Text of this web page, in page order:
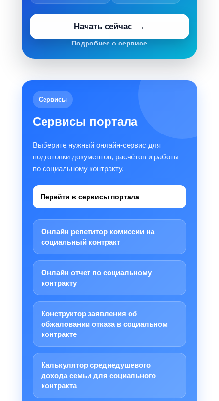
Начать сейчас
Подробнее о сервисе
Сервисы
Сервисы портала
Выберите нужный онлайн-сервис для
подготовки документов, расчётов и работы
по социальному контракту.
Перейти в сервисы портала
Онлайн репетитор комиссии на
социальный контракт
Онлайн отчет по социальному
контракту
Конструктор заявления об
обжаловании отказа в социальном
контракте
Калькулятор среднедушевого
дохода семьи для социального
контракта